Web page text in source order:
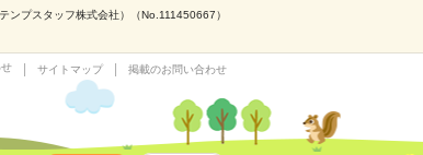
プスタッフ株式会社）（No.111450667）
サイトマップ 掲載のお問い合わせ